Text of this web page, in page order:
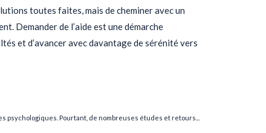
toutes faites, mais de cheminer avec un
Demander de l’aide est une démarche
et d’avancer avec davantage de sérénité vers
Pourtant, de nombreuses études et retours...